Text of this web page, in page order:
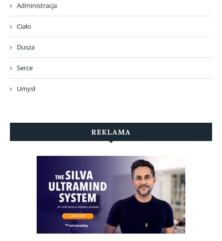
Administracja
Ciało
Dusza
Serce
Umysł
REKLAMA